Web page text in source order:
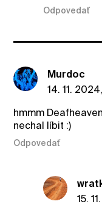
Odpovedať
Murdoc
14. 11.
hmmm
nechal líbit :)
Odpovedať
15.